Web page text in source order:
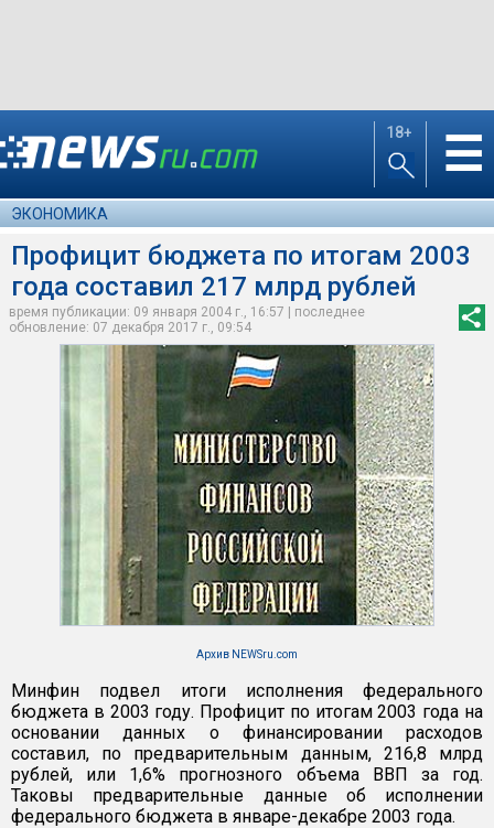
18+ ☰
ЭКОНОМИКА
Профицит бюджета по итогам 2003
года составил 217 млрд рублей
время публикации: 09 января 2004 г., 16:57 | последнее
обновление: 07 декабря 2017 г., 09:54
Архив NEWSru.com
Минфин подвел итоги исполнения федерального
бюджета в 2003 году. Профицит по итогам 2003 года на
основании данных о финансировании расходов
составил, по предварительным данным, 216,8 млрд
рублей, или 1,6% прогнозного объема ВВП за год.
Таковы предварительные данные об исполнении
федерального бюджета в январе-декабре 2003 года.